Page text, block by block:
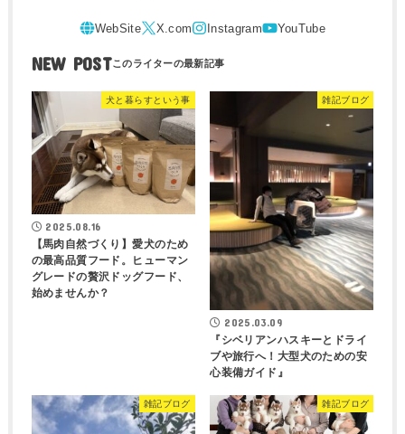
NEW POST
犬と暮らすという事
2025.08.16
【馬肉自然づくり】愛犬のため
の最高品質フード。ヒューマン
グレードの贅沢ドッグフード、
始めませんか？
雑記ブログ
2025.03.09
『シベリアンハスキーとドライ
ブや旅行へ！大型犬のための安
心装備ガイド』
雑記ブログ 雑記ブログ